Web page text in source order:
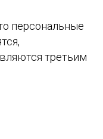
персональные
третьим